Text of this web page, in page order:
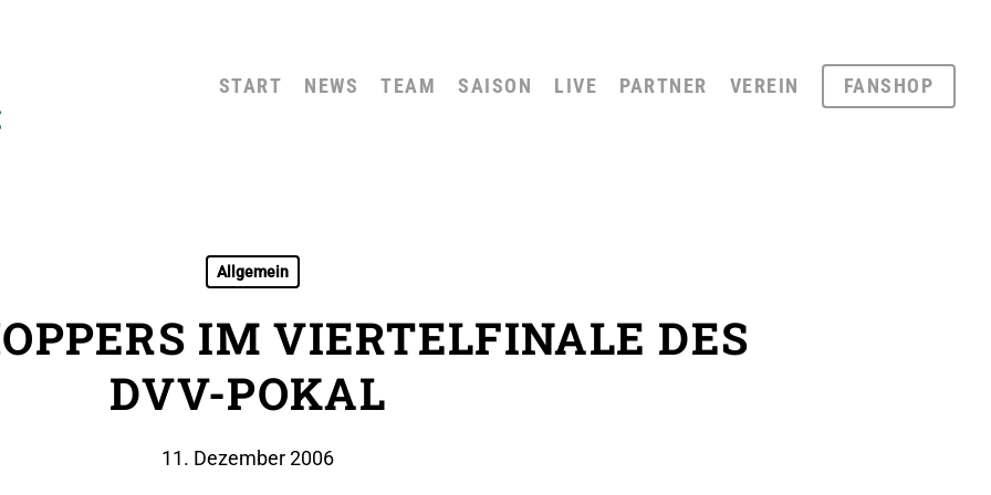
START NEWS TEAM SAISON LIVE PARTNER VEREIN FANSHOP
Allgemein
IM VIERTELFINALE DES
DVV-POKAL
11. Dezember 2006